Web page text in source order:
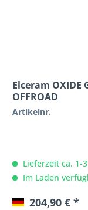
Elceram OXIDE
OFFROAD
Artikelnr.
Lieferzeit ca. 1-
Im Laden
204,90 € *